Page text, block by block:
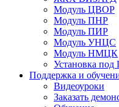
Модуль ЦВОР
Модуль ПНР
Модуль ПИР
Модуль УНЦС
Модуль НМЦК
Установка под
Поддержка и
Видеоуроки
Заказать